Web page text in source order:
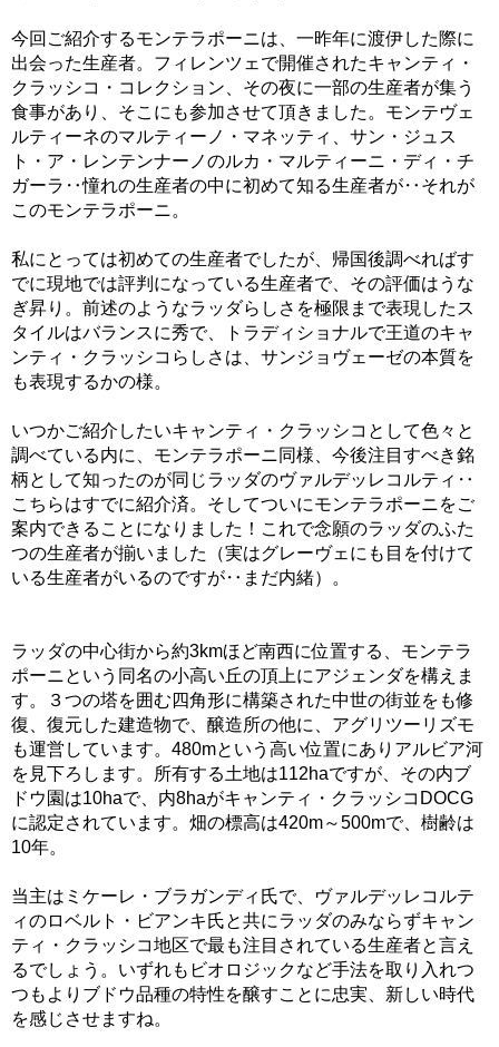
今回ご紹介するモンテラポーニは、一昨年に渡伊した際に
出会った生産者。フィレンツェで開催されたキャンティ・
クラッシコ・コレクション、その夜に一部の生産者が集う
食事があり、そこにも参加させて頂きました。モンテヴェ
ルティーネのマルティーノ・マネッティ、サン・ジュス
ト・ア・レンテンナーノのルカ・マルティーニ・ディ・チ
ガーラ‥憧れの生産者の中に初めて知る生産者が‥それが
このモンテラポーニ。
私にとっては初めての生産者でしたが、帰国後調べればす
でに現地では評判になっている生産者で、その評価はうな
ぎ昇り。前述のようなラッダらしさを極限まで表現したス
タイルはバランスに秀で、トラディショナルで王道のキャ
ンティ・クラッシコらしさは、サンジョヴェーゼの本質を
も表現するかの様。
いつかご紹介したいキャンティ・クラッシコとして色々と
調べている内に、モンテラポーニ同様、今後注目すべき銘
柄として知ったのが同じラッダのヴァルデッレコルティ‥
こちらはすでに紹介済。そしてついにモンテラポーニをご
案内できることになりました！これで念願のラッダのふた
つの生産者が揃いました（実はグレーヴェにも目を付けて
いる生産者がいるのですが‥まだ内緒）。
ラッダの中心街から約3kmほど南西に位置する、モンテラ
ポーニという同名の小高い丘の頂上にアジェンダを構えま
す。３つの塔を囲む四角形に構築された中世の街並をも修
復、復元した建造物で、醸造所の他に、アグリツーリズモ
も運営しています。480mという高い位置にありアルビア河
を見下ろします。所有する土地は112haですが、その内ブ
ドウ園は10haで、内8haがキャンティ・クラッシコDOCG
に認定されています。畑の標高は420m～500mで、樹齢は
10年。
当主はミケーレ・ブラガンディ氏で、ヴァルデッレコルテ
ィのロベルト・ビアンキ氏と共にラッダのみならずキャン
ティ・クラッシコ地区で最も注目されている生産者と言え
るでしょう。いずれもビオロジックなど手法を取り入れつ
つもよりブドウ品種の特性を醸すことに忠実、新しい時代
を感じさせますね。